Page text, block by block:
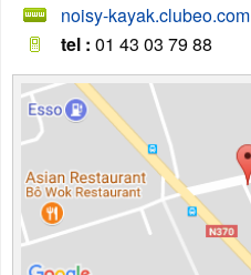
noisy-kayak.clubeo.com
tel : 01 43 03 79 88